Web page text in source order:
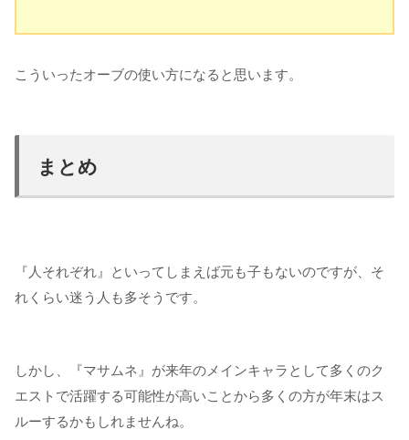
こういったオーブの使い方になると思います。
まとめ
『人それぞれ』といってしまえば元も子もないのですが、そ
れくらい迷う人も多そうです。
しかし、『マサムネ』が来年のメインキャラとして多くのク
エストで活躍する可能性が高いことから多くの方が年末はス
ルーするかもしれませんね。